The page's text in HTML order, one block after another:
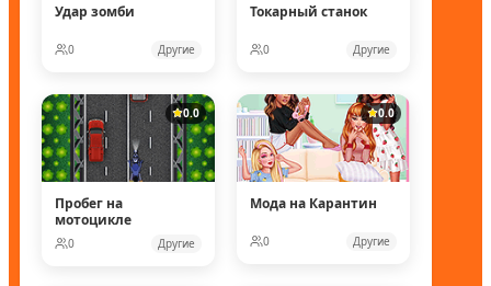
Удар зомби
0 Другие
Токарный станок
0 Другие
0.0
Пробег на
мотоцикле
0 Другие
0.0
Мода на Карантин
0 Другие